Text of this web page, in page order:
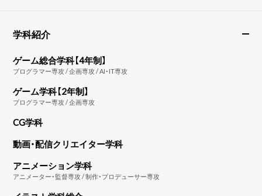
学科紹介
ゲーム総合学科【4年制】
プログラマー専攻 / 企画専攻 / AI・IT専攻
ゲーム学科【2年制】
プログラマー専攻 / 企画専攻
CG学科
動画・配信クリエイター学科
アニメーション学科
アニメーター・監督専攻 / 制作・プロデューサー専攻